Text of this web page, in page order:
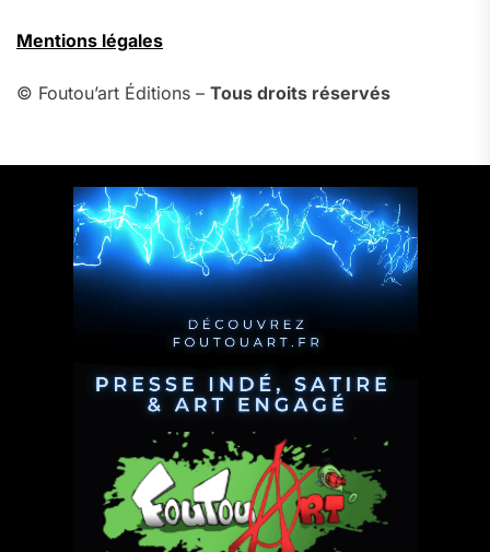
Mentions légales
© Foutou’art Éditions – Tous droits réservés